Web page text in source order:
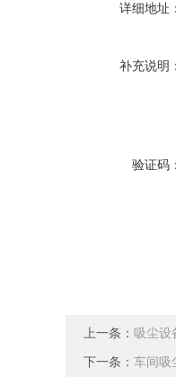
详细地址
补充说明
验证码
上一条： 吸尘设
下一条： 车间吸